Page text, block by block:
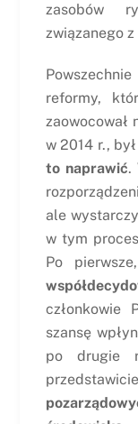
zasobów
związanego
reformy,
zaowocował
w 2014 r.,
to naprawić.
ale
w tym
Po
członkowie
szansę
po drugie